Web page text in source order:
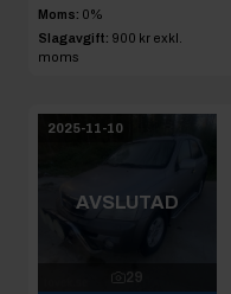
Moms: 0%
Slagavgift: 900 kr exkl.
moms
2025-11-10
AVSLUTAD
29